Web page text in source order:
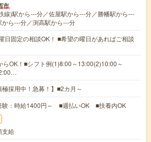
市
線)駅から---分／佐屋駅から---分／勝幡駅から---
から---分／渕高駅から---分
日固定の相談OK！ ■希望の曜日があればご相談
らOK！■シフト例(1)8:00～13:00(2)10:00～
極採用中！急募！】■2カ月～
験：時給1400円～ ■週払いOK ■扶養内OK
支給